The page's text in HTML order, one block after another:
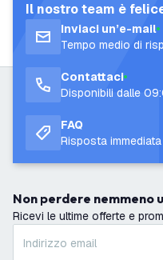
Il nostro team è
Inviaci un’e-mail
Tempo medio di
Contattaci
Disponibili dalle
FAQ
Risposta immediata
Non perdere nemmeno
Ricevi le ultime offerte e